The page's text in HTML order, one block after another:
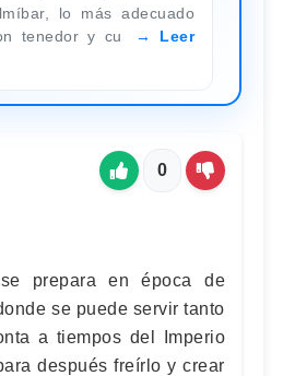
lo más adecuado
tenedor y cu
Leer
0
prepara en época de
se puede servir tanto
a tiempos del Imperio
después freírlo y crear